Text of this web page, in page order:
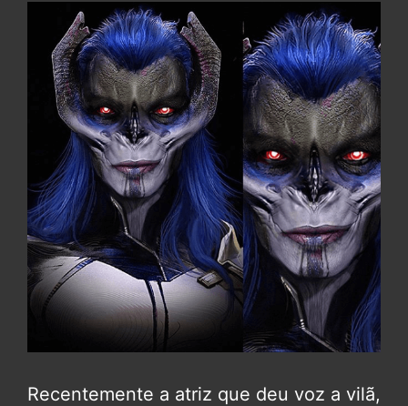
Recentemente a atriz que deu voz a vilã,